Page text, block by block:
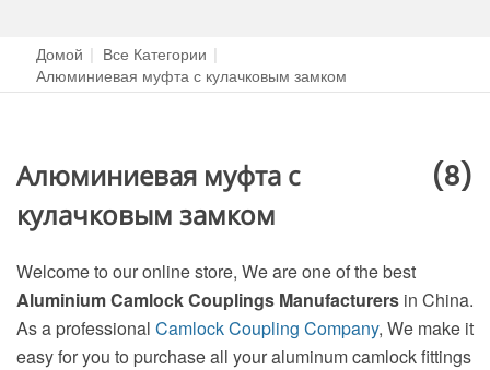
Домой | Все Категории |
Алюминиевая муфта с кулачковым замком
Алюминиевая муфта с
кулачковым замком
(8)
Welcome to our online store, We are one of the best
Aluminium Camlock Couplings Manufacturers in China.
As a professional Camlock Coupling Company, We make it
easy for you to purchase all your aluminum camlock fittings